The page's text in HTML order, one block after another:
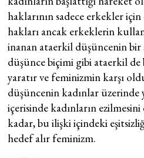
haklarının sadece erkekler
hakları ancak erkeklerin
inanan ataerkil düşüncenin
düşünce biçimi gibi ataerkil de
yaratır ve feminizmin karşı
düşüncenin kadınlar üzerinde
içerisinde kadınların
kadar, bu ilişki içindeki
hedef alır feminizm.